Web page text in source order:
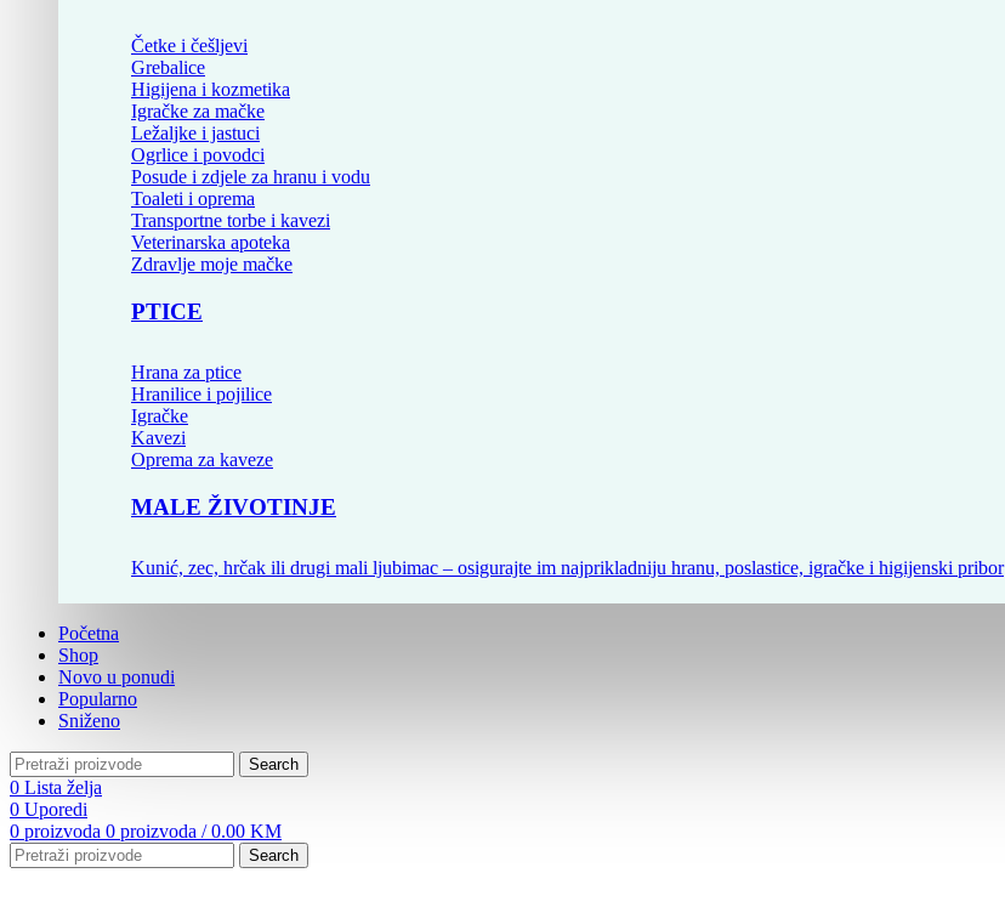
Četke i češljevi
Grebalice
Higijena i kozmetika
Igračke za mačke
Ležaljke i jastuci
Ogrlice i povodci
Posude i zdjele za hranu i vodu
Toaleti i oprema
Transportne torbe i kavezi
Veterinarska apoteka
Zdravlje moje mačke
PTICE
Hrana za ptice
Hranilice i pojilice
Igračke
Kavezi
Oprema za kaveze
MALE ŽIVOTINJE
Kunić, zec, hrčak ili drugi mali ljubimac – osigurajte im najprikladniju hranu, poslastice, igračke i higijenski pribor
Početna
Shop
Novo u ponudi
Popularno
Sniženo
Search
0 Lista želja
0 Uporedi
0 proizvoda 0 proizvoda / 0.00 KM
Search